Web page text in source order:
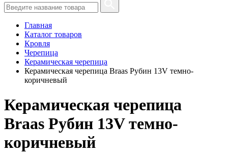
Главная
Каталог товаров
Кровля
Черепица
Керамическая черепица
Керамическая черепица Braas Рубин 13V темно-
коричневый
Керамическая черепица
Braas Рубин 13V темно-
коричневый